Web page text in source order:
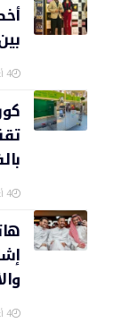
4 أغسطس، 2026
4 أغسطس، 2026
4 أغسطس، 2026